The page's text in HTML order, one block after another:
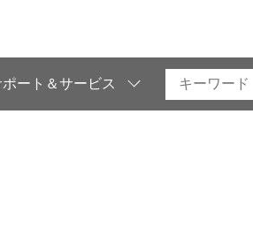
ート＆サービス